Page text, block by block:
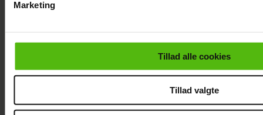
cookiepolitik.
Marketing
Tillad alle cookies
Tillad valgte
Janni Ree afsted for første gang: Jeg er
nervøs!